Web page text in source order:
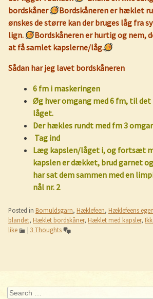
bordskåner
Bordskåneren er hæklet
ønskes de større kan der bruges låg fra
lign.
Bordskåneren er hurtig og nem,
at få samlet kapslerne/låg.
Sådan har jeg lavet bordskåneren
6 fm i maskeringen
Øg hver omgang med 6 fm, til det
låget.
Der hækles rundt med fm 3
Tag ind
Læg kapslen/låget i, og fortsæt
kapslen er dækket, brud garnet
har sat dem sammen med en
nål nr. 2
Posted in Bomuldsgarn, Hæklefeen, Hæklefeens
blandet, Hæklet bordskåner, Hæklet med kapsler,
like
| 3 Thoughts
Post navigation
Search